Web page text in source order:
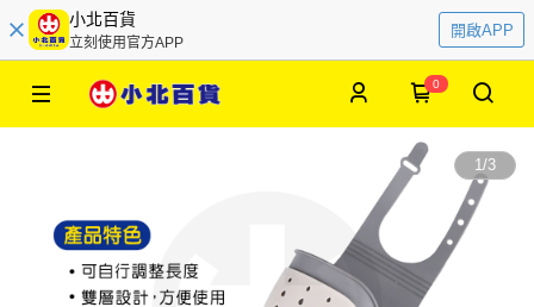
小北百貨
立刻使用官方APP
開啟APP
0
1/3